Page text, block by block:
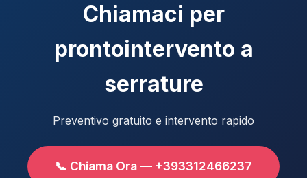
Chiamaci per
prontointervento a
serrature
Preventivo gratuito e intervento rapido
📞 Chiama Ora — +393312466237